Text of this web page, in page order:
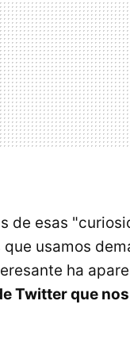
de esas
usamos
ha
Twitter que